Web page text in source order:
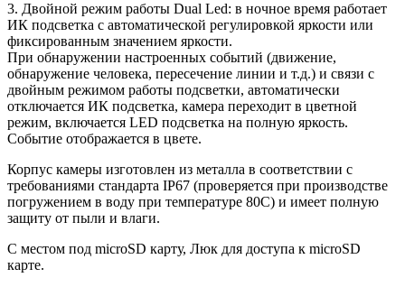
3. Двойной режим работы Dual Led: в ночное время работает
ИК подсветка с автоматической регулировкой яркости или
фиксированным значением яркости.
При обнаружении настроенных событий (движение,
обнаружение человека, пересечение линии и т.д.) и связи с
двойным режимом работы подсветки, автоматически
отключается ИК подсветка, камера переходит в цветной
режим, включается LED подсветка на полную яркость.
Событие отображается в цвете.
Корпус камеры изготовлен из металла в соответствии с
требованиями стандарта IP67 (проверяется при производстве
погружением в воду при температуре 80С) и имеет полную
защиту от пыли и влаги.
С местом под microSD карту, Люк для доступа к microSD
карте.